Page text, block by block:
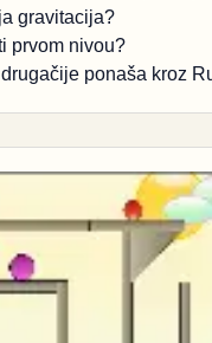
gravitacija?
prvom nivou?
ponaša kroz